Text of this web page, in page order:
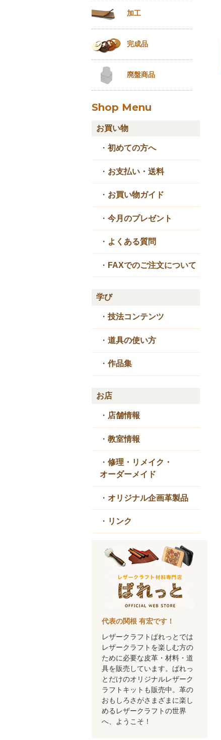
加工
完成品
廃盤商品
Shop Menu
お買い物
・ 初めての方へ
・ お支払い・送料
・ お買い物ガイド
・ 今月のプレゼント
・ よくある質問
・ FAXでのご注文について
学び
・ 技法コンテンツ
・ 道具の使い方
・ 作品集
お店
・ 店舗情報
・ 教室情報
・ 修理・リメイク・
オーダーメイド
・ オリジナル企画革製品
・ リンク
代表の関根 有宏です！
レザークラフトぱれっとでは
レザークラフトを楽しむ方の
ために必要な皮革・材料・道
具を販売しています。ぱれっ
とだけのオリジナルレザーク
ラフトキットも販売中。革の
おもしろさがさまざまに楽し
めるレザークラフトの世界
へ、ようこそ！